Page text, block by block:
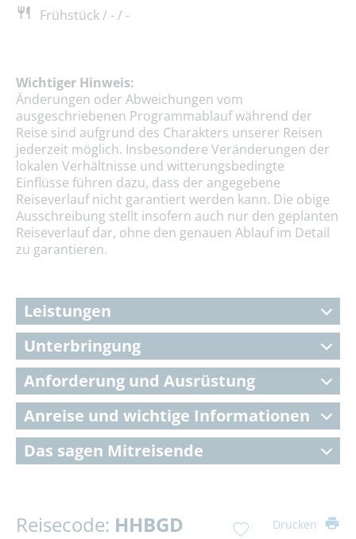
Frühstück / - / -
Wichtiger Hinweis:
Änderungen oder Abweichungen vom
ausgeschriebenen Programmablauf während der
Reise sind aufgrund des Charakters unserer Reisen
jederzeit möglich. Insbesondere Veränderungen der
lokalen Verhältnisse und witterungsbedingte
Einflüsse führen dazu, dass der angegebene
Reiseverlauf nicht garantiert werden kann. Die obige
Ausschreibung stellt insofern auch nur den geplanten
Reiseverlauf dar, ohne den genauen Ablauf im Detail
zu garantieren.
Leistungen
Unterbringung
Anforderung und Ausrüstung
Anreise und wichtige Informationen
Das sagen Mitreisende
Reisecode: HHBGD Drucken